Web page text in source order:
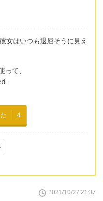
女はいつも退屈そうに見え
て、
4
2021/10/27 21:37